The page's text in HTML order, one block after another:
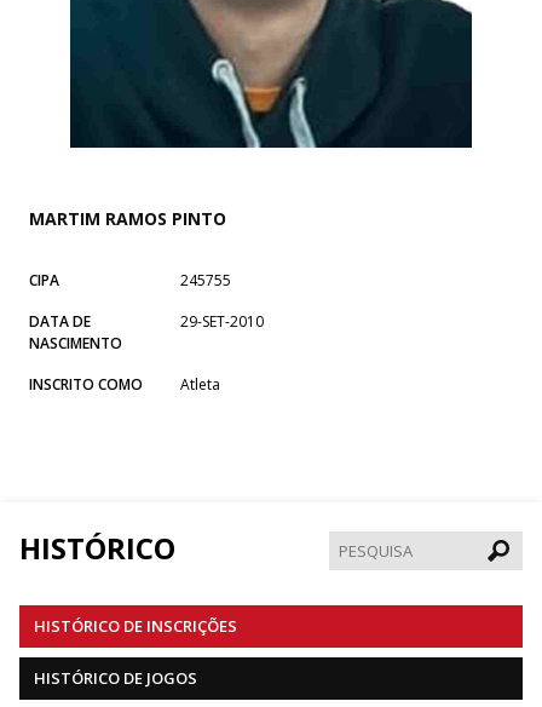
MARTIM RAMOS PINTO
CIPA
245755
DATA DE
NASCIMENTO
29-SET-2010
INSCRITO COMO Atleta
HISTÓRICO
HISTÓRICO DE INSCRIÇÕES
HISTÓRICO DE JOGOS